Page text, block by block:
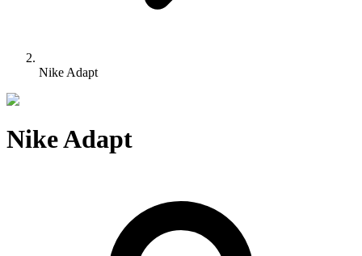
Nike Adapt
Nike Adapt